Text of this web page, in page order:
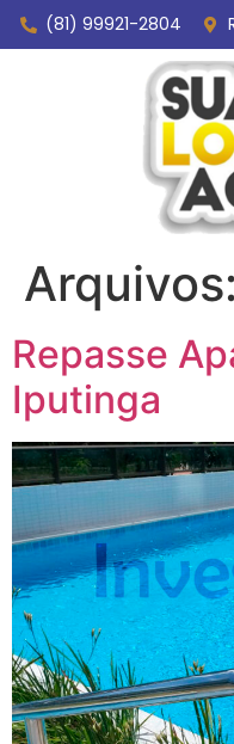
(81) 99921-2804
Arquivos:
Repasse
Iputinga